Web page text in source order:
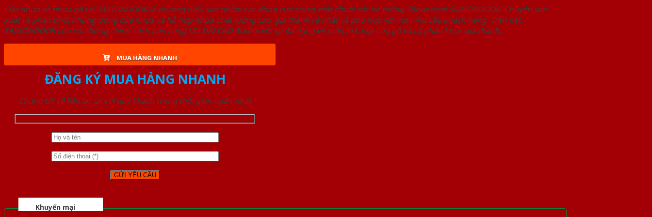
Cửa nhựa và nhựa gỗ tại SAIGONDOOR là thương hiệu sản phẩm các dòng cửa trong một chuỗi các hệ thống Showroom SAIGONDOOR. Chuyên sản
xuất và phân phối những dòng cửa nhựa và hỗ hợp nhựa chất lượng cao, giá thành rẻ nhất và phù hợp với mọi nhu cầu khách hàng. Trên hết,
SAIGONDOOR còn có những chính sách bán hàng ƯU ĐÃI CAO đi kèm với sự đa dạng về mẫu mã, loại cửa gỗ và cả phân khúc giá thành.
MUA HÀNG NHANH
ĐĂNG KÝ MUA HÀNG NHANH
Chúng tôi sẽ liên lạc lại với quý khách trong thời gian ngắn nhất
Khuyến mại